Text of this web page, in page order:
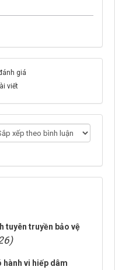
giá
viết
tuyên truyền bảo vệ
vi hiếp dâm